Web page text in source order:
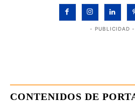
- PUBLICIDAD -
CONTENIDOS DE